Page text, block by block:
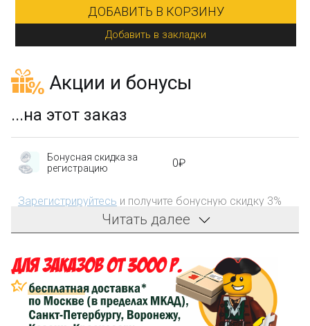
ДОБАВИТЬ В КОРЗИНУ
Добавить в закладки
Акции и бонусы
...на этот заказ
Бонусная скидка за
регистрацию
0₽
Зарегистрируйтесь и получите бонусную скидку 3%
на первый заказ!
затрат на доставку
Сделайте заказ на сумму не менее 3 000₽, оплатите
его на карту Сбербанка и получите 150₽ на
компенсацию доставки.
Читать далее